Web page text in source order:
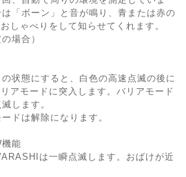
「ボーン」と音が鳴り、青または赤の
しゃべりをして知らせてくれます。
場合）
状態にすると、白色の高速点滅の後に
アモードに突入します。バリアモード
します。
ドは解除になります。
能
は一瞬点滅します。おばけが近